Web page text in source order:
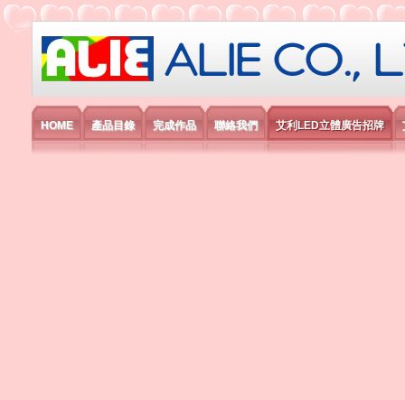
艾利國際電子有限公司
HOME 產品目錄 完成作品 聯絡我們 艾利LED立體廣告招牌